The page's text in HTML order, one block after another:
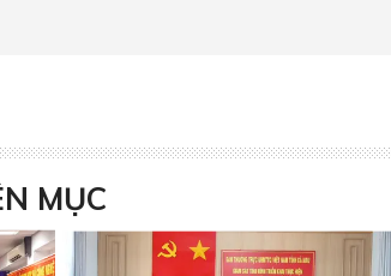
MỤC